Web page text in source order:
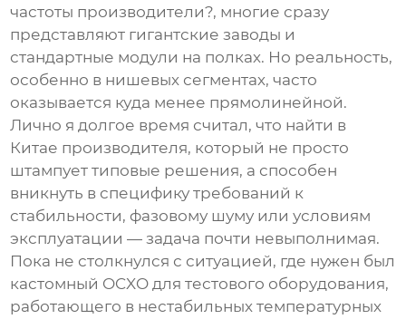
частоты производители?, многие сразу
представляют гигантские заводы и
стандартные модули на полках. Но реальность,
особенно в нишевых сегментах, часто
оказывается куда менее прямолинейной.
Лично я долгое время считал, что найти в
Китае производителя, который не просто
штампует типовые решения, а способен
вникнуть в специфику требований к
стабильности, фазовому шуму или условиям
эксплуатации — задача почти невыполнимая.
Пока не столкнулся с ситуацией, где нужен был
кастомный OCXO для тестового оборудования,
работающего в нестабильных температурных